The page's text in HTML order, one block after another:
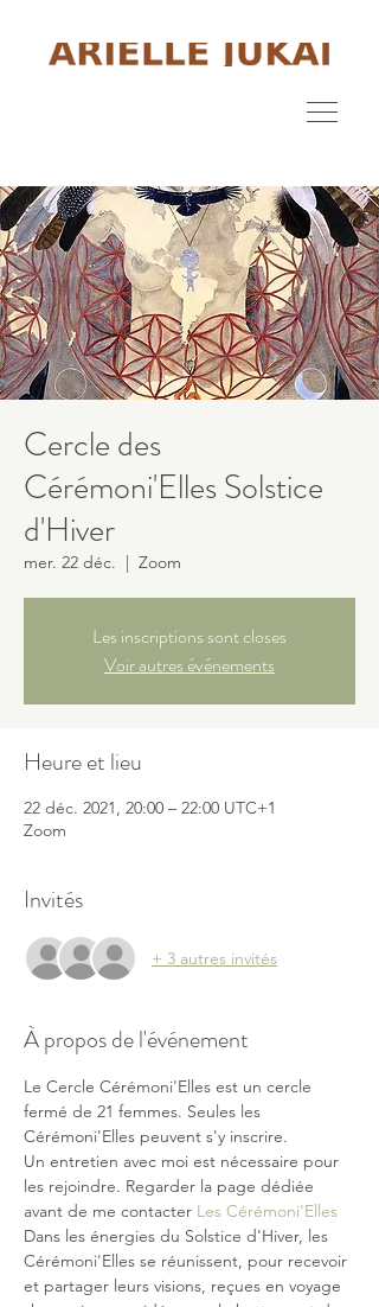
Cercle des
Cérémoni'Elles Solstice
d'Hiver
mer. 22 déc.
  |
Zoom
Les inscriptions sont closes
Voir autres événements
Heure et lieu
22 déc. 2021, 20:00 – 22:00 UTC+1
Zoom
Invités
+ 3 autres invités
À propos de l'événement
Le Cercle Cérémoni'Elles est un cercle
fermé de 21 femmes. Seules les
Cérémoni'Elles peuvent s'y inscrire.
Un entretien avec moi est nécessaire pour
les rejoindre. Regarder la page dédiée
avant de me contacter Les Cérémoni'Elles
Dans les énergies du Solstice d'Hiver, les
Cérémoni'Elles se réunissent, pour recevoir
et partager leurs visions, reçues en voyage